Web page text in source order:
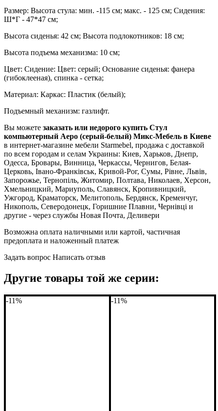
Размер: Высота стула: мин. -115 см; макс. - 125 см; Сидения:
Ш*Г - 47*47 см;
Высота сиденья: 42 см; Высота подлокотников: 18 см;
Высота подъема механизма: 10 см;
Цвет: Сидение: Цвет: серый; Основание сиденья: фанера
(гибоклееная), спинка - сетка;
Материал: Каркас: Пластик (белый);
Подъемный механизм: газлифт.
Вы можете заказать или недорого купить Стул
компьютерный Аеро (серый-белый) Микс-Мебель в Киеве
в интернет-магазине мебели Starmebel, продажа с доставкой
по всем городам и селам Украины: Киев, Харьков, Днепр,
Одесса, Бровары, Винница, Черкассы, Чернигов, Белая-
Церковь, Івано-Франківськ, Кривой-Рог, Сумы, Рівне, Львів,
Запорожье, Тернопіль, Житомир, Полтава, Николаев, Херсон,
Хмельницкий, Мариуполь, Славянск, Кропивницкий,
Ужгород, Краматорск, Мелитополь, Бердянск, Кременчуг,
Никополь, Северодонецк, Горишние Плавни, Чернівці и
другие - через службы Новая Почта, Деливери
Возможна оплата наличными или картой, частичная
предоплата и наложенный платеж
Задать вопрос Написать отзыв
Другие товары той же серии:
-11% -11%